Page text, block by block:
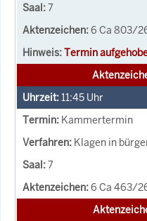
7
6 Ca 803/
Termin
11:45 Uhr
Kammertermin
Klagen in
7
6 Ca 463/